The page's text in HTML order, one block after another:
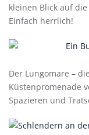
kleinen Blick auf
Einfach herrlich!
Der Lungomare –
Küstenpromenade
Spazieren und